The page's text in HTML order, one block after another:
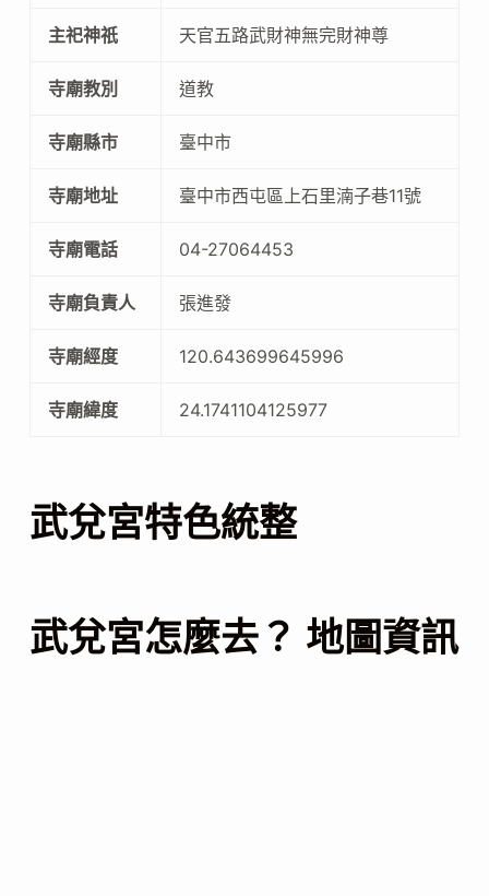
主祀神祇 天官五路武財神無完財神尊
寺廟教別 道教
寺廟縣市 臺中市
寺廟地址 臺中市西屯區上石里湳子巷11號
寺廟電話 04-27064453
寺廟負責人 張進發
寺廟經度 120.643699645996
寺廟緯度 24.1741104125977
武兌宮特色統整
武兌宮怎麼去？ 地圖資訊